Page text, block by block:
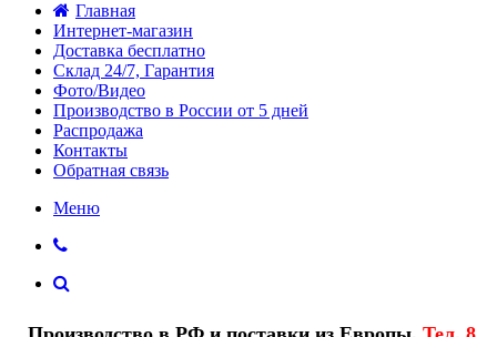
Главная
Интернет-магазин
Доставка бесплатно
Склад 24/7, Гарантия
Фото/Видео
Производство в России от 5 дней
Распродажа
Контакты
Обратная связь
Меню